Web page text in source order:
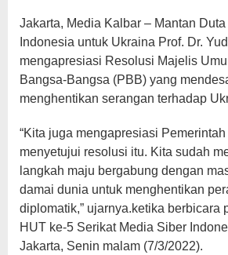
Jakarta, Media Kalbar – Mantan
Indonesia untuk Ukraina Prof. Dr.
mengapresiasi Resolusi Majelis
Bangsa-Bangsa (PBB) yang
menghentikan serangan terhadap
“Kita juga mengapresiasi
menyetujui resolusi itu. Kita sudah
langkah maju bergabung dengan
damai dunia untuk menghentikan
diplomatik,” ujarnya.ketika berbicara
HUT ke-5 Serikat Media Siber
Jakarta, Senin malam (7/3/2022).